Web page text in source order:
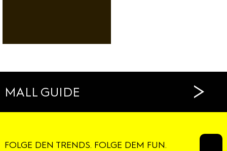
MALL GUIDE >
FOLGE DEN TRENDS. FOLGE DEM FUN.